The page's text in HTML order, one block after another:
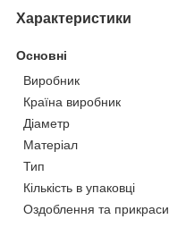
Характеристики
Основні
Виробник
Країна виробник
Діаметр
Матеріал
Тип
Кількість в упаковці
Оздоблення та прикраси